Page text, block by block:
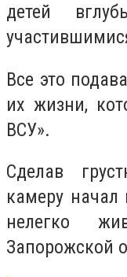
детей
Все это
их жизни,
ВСУ».
Сделав
камеру начал
нелегко
Запорожской